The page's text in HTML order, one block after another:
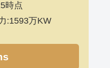
時点
:1593万KW